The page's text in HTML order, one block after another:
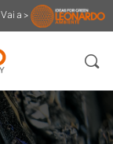
Vai a >